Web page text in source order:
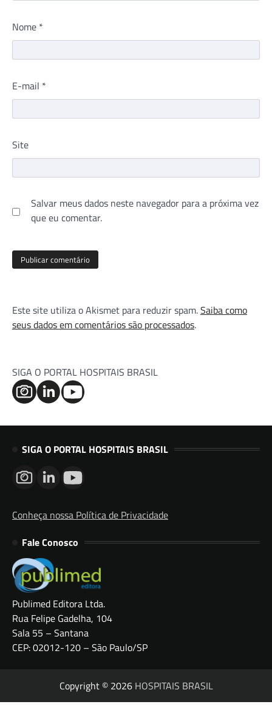
Nome *
E-mail *
Site
Salvar meus dados neste navegador para a próxima vez
que eu comentar.
Este site utiliza o Akismet para reduzir spam.Saiba como
seus dados em comentários são processados.
SIGA O PORTAL HOSPITAIS BRASIL
SIGA O PORTAL HOSPITAIS BRASIL
Conheça nossa Política de Privacidade
Fale Conosco
Publimed Editora Ltda.
Rua Felipe Gadelha, 104
Sala 55 – Santana
CEP: 02012-120 – São Paulo/SP
Copyright © 2026 HOSPITAIS BRASIL